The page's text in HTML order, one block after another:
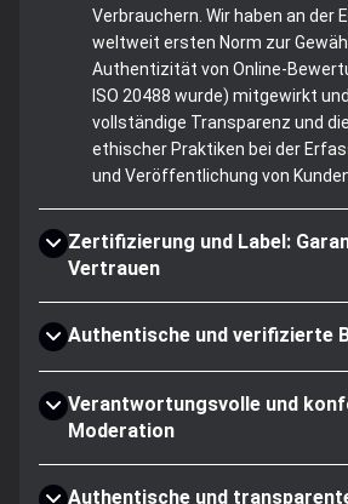
Verbrauchern. Wir haben an der
weltweit ersten Norm zur
Authentizität von Online-
ISO 20488 wurde) mitgewirkt
vollständige Transparenz und
ethischer Praktiken bei der
und Veröffentlichung von
Zertifizierung und Label:
Vertrauen
Authentische und verifizierte
Verantwortungsvolle und
Moderation
Authentische und